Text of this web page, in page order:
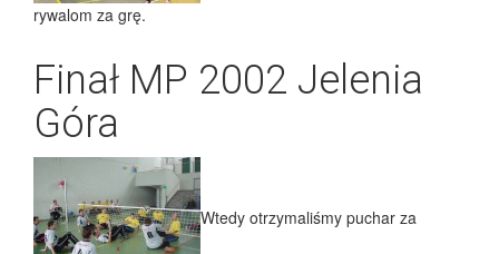
rywalom za grę.
Finał MP 2002 Jelenia
Góra
Wtedy otrzymaliśmy puchar za